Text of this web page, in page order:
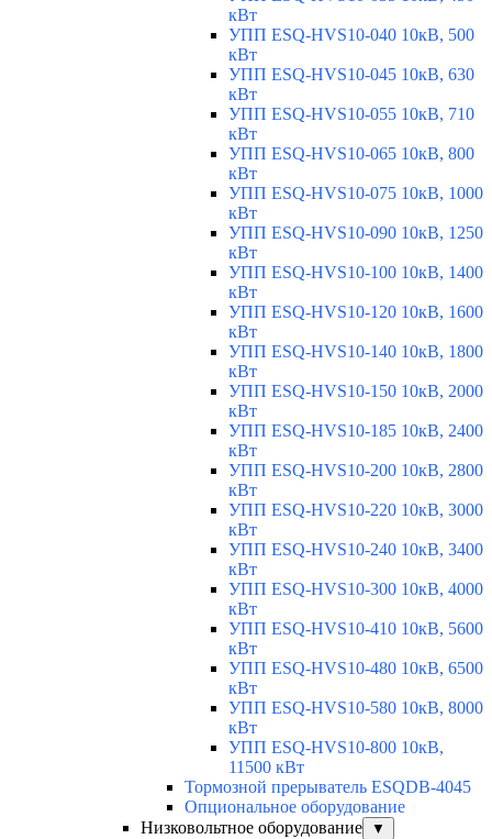
кВт
УПП ESQ-HVS10-040 10кВ, 500
кВт
УПП ESQ-HVS10-045 10кВ, 630
кВт
УПП ESQ-HVS10-055 10кВ, 710
кВт
УПП ESQ-HVS10-065 10кВ, 800
кВт
УПП ESQ-HVS10-075 10кВ, 1000
кВт
УПП ESQ-HVS10-090 10кВ, 1250
кВт
УПП ESQ-HVS10-100 10кВ, 1400
кВт
УПП ESQ-HVS10-120 10кВ, 1600
кВт
УПП ESQ-HVS10-140 10кВ, 1800
кВт
УПП ESQ-HVS10-150 10кВ, 2000
кВт
УПП ESQ-HVS10-185 10кВ, 2400
кВт
УПП ESQ-HVS10-200 10кВ, 2800
кВт
УПП ESQ-HVS10-220 10кВ, 3000
кВт
УПП ESQ-HVS10-240 10кВ, 3400
кВт
УПП ESQ-HVS10-300 10кВ, 4000
кВт
УПП ESQ-HVS10-410 10кВ, 5600
кВт
УПП ESQ-HVS10-480 10кВ, 6500
кВт
УПП ESQ-HVS10-580 10кВ, 8000
кВт
УПП ESQ-HVS10-800 10кВ,
11500 кВт
Тормозной прерыватель ESQDB-4045
Опциональное оборудование
Низковольтное оборудование
▼